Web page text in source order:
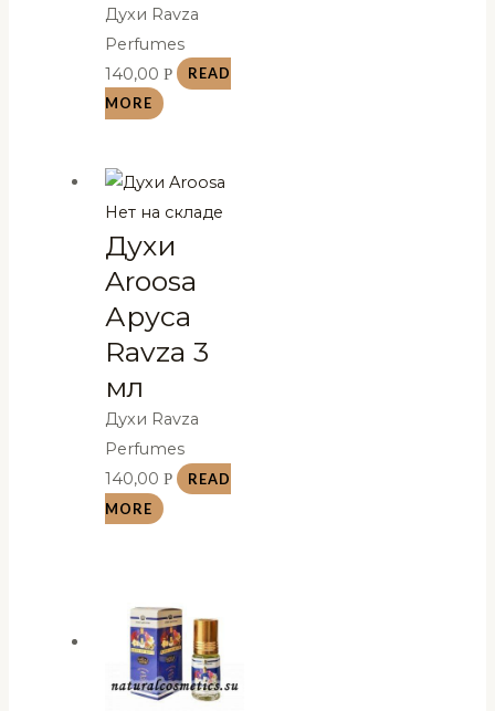
Духи Ravza
Perfumes
140,00Р
READ
MORE
Нет на складе
Духи
Aroosa
Аруса
Ravza 3
мл
Духи Ravza
Perfumes
140,00Р
READ
MORE